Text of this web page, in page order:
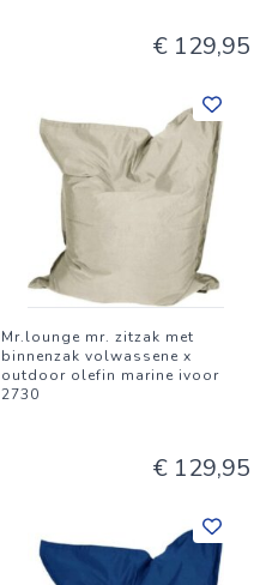
€ 129,95
Mr.lounge mr. zitzak met
binnenzak volwassene x
outdoor olefin marine ivoor
2730
€ 129,95